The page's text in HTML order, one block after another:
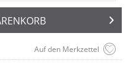
Auf den Merkzettel